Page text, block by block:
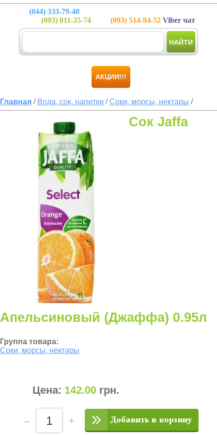
(044) 333-79-40
(093) 011-35-74 (093) 514-94-52 Viber чат
НАЙТИ
АКЦИИ!!!
Главная / Вода, сок, напитки /Соки, морсы, нектары /
Сок Jaffa
Апельсиновый (Джаффа) 0.95л
Группа товара:
Соки, морсы, нектары
Цена: 142.00 грн.
– +